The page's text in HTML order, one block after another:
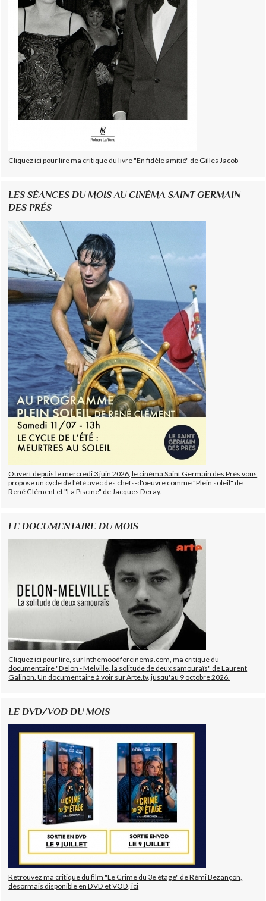
Cliquez ici pour lire ma critique du livre "En fidèle amitié" de Gilles Jacob
LES SÉANCES DU MOIS AU CINÉMA SAINT GERMAIN
DES PRÉS
Ouvert depuis le mercredi 3 juin 2026, le cinéma Saint Germain des Prés vous
propose un cycle de l'été avec des chefs-d'oeuvre comme "Plein soleil" de
René Clément et "La Piscine" de Jacques Deray.
LE DOCUMENTAIRE DU MOIS
Cliquez ici pour lire, sur Inthemoodforcinema.com, ma critique du
documentaire "Delon - Melville, la solitude de deux samouraïs" de Laurent
Galinon. Un documentaire à voir sur Arte.tv, jusqu'au 9 octobre 2026.
LE DVD/VOD DU MOIS
Retrouvez ma critique du film "Le Crime du 3e étage" de Rémi Bezançon,
désormais disponible en DVD et VOD, ici